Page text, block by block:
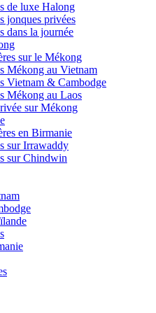
de luxe Halong
jonques privées
dans la journée
sur le Mékong
Mékong au Vietnam
Vietnam & Cambodge
Mékong au Laos
sur Mékong
en Birmanie
sur Irrawaddy
sur Chindwin